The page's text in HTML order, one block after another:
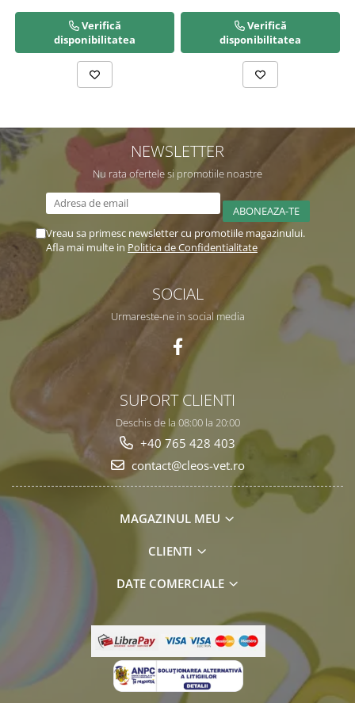
Verifică
disponibilitatea
Verifică
disponibilitatea
NEWSLETTER
Nu rata ofertele si promotiile noastre
Vreau sa primesc newsletter cu promotiile magazinului.
Afla mai multe in Politica de Confidentialitate
SOCIAL
Urmareste-ne in social media
SUPORT CLIENTI
Deschis de la 08:00 la 20:00
+40 765 428 403
contact@cleos-vet.ro
MAGAZINUL MEU
CLIENTI
DATE COMERCIALE